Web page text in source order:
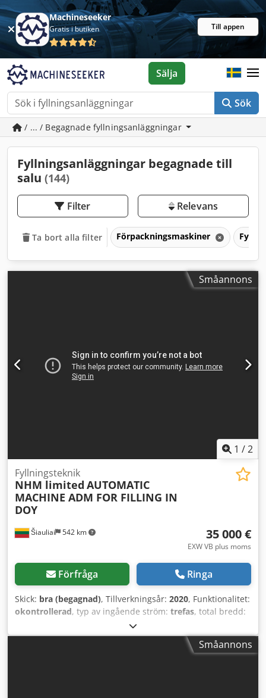
Machineseeker
Gratis i butiken Till appen
Sök
Sälja
/ ... / Begagnade fyllningsanläggningar
Fyllningsanläggningar begagnade till
salu (144)
Filter Relevans
Ta bort alla filter Förpackningsmaskiner
Småannons
1 /2
Šiauliai 542 km
Fyllningsteknik
NHM limited AUTOMATIC
MACHINE ADM FOR FILLING IN
DOY
35 000 €
EXW VB plus moms
Förfråga Ringa
Skick: bra (begagnad), Tillverkningsår: 2020, Funktionalitet:
okontrollerad, typ av ingående ström: trefas, total bredd:
2 530 mm
totalvikt:850 kg, tryckluftsanslutning:12 stång, Anpassad
för bulkprodukter, mjöl, har doseringshuvud förSmåannons